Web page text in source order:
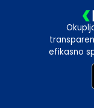
efikasno